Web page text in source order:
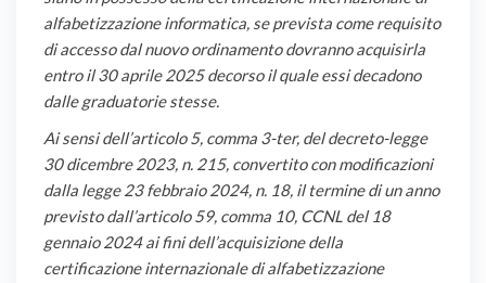
alfabetizzazione informatica, se prevista come requisito
di accesso dal nuovo ordinamento dovranno acquisirla
entro il 30 aprile 2025 decorso il quale essi decadono
dalle graduatorie stesse.
Ai sensi dell’articolo 5, comma 3-ter, del decreto-legge
30 dicembre 2023, n. 215, convertito con modificazioni
dalla legge 23 febbraio 2024, n. 18, il termine di un anno
previsto dall’articolo 59, comma 10, CCNL del 18
gennaio 2024 ai fini dell’acquisizione della
certificazione internazionale di alfabetizzazione